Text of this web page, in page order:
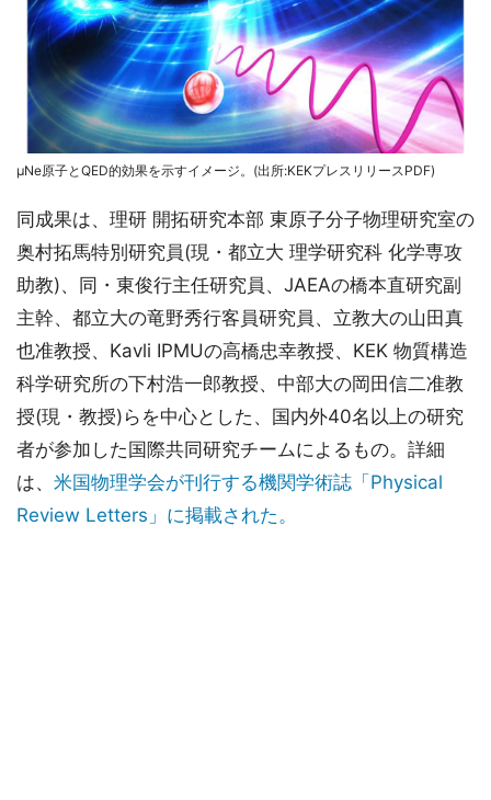
μNe原子とQED的効果を示すイメージ。(出所:KEKプレスリリースPDF)
同成果は、理研 開拓研究本部 東原子分子物理研究室の
奥村拓馬特別研究員(現・都立大 理学研究科 化学専攻
助教)、同・東俊行主任研究員、JAEAの橋本直研究副
主幹、都立大の竜野秀行客員研究員、立教大の山田真
也准教授、Kavli IPMUの高橋忠幸教授、KEK 物質構造
科学研究所の下村浩一郎教授、中部大の岡田信二准教
授(現・教授)らを中心とした、国内外40名以上の研究
者が参加した国際共同研究チームによるもの。詳細
は、 米国物理学会が刊行する機関学術誌「Physical
Review Letters」に掲載された。